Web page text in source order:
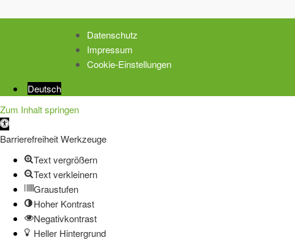
Datenschutz
Impressum
Cookie-Einstellungen
Deutsch
Zum Inhalt springen
Werkzeugleiste
öffnen
Barrierefreiheit Werkzeuge
Text vergrößern
Text verkleinern
Graustufen
Hoher Kontrast
Negativkontrast
Heller Hintergrund